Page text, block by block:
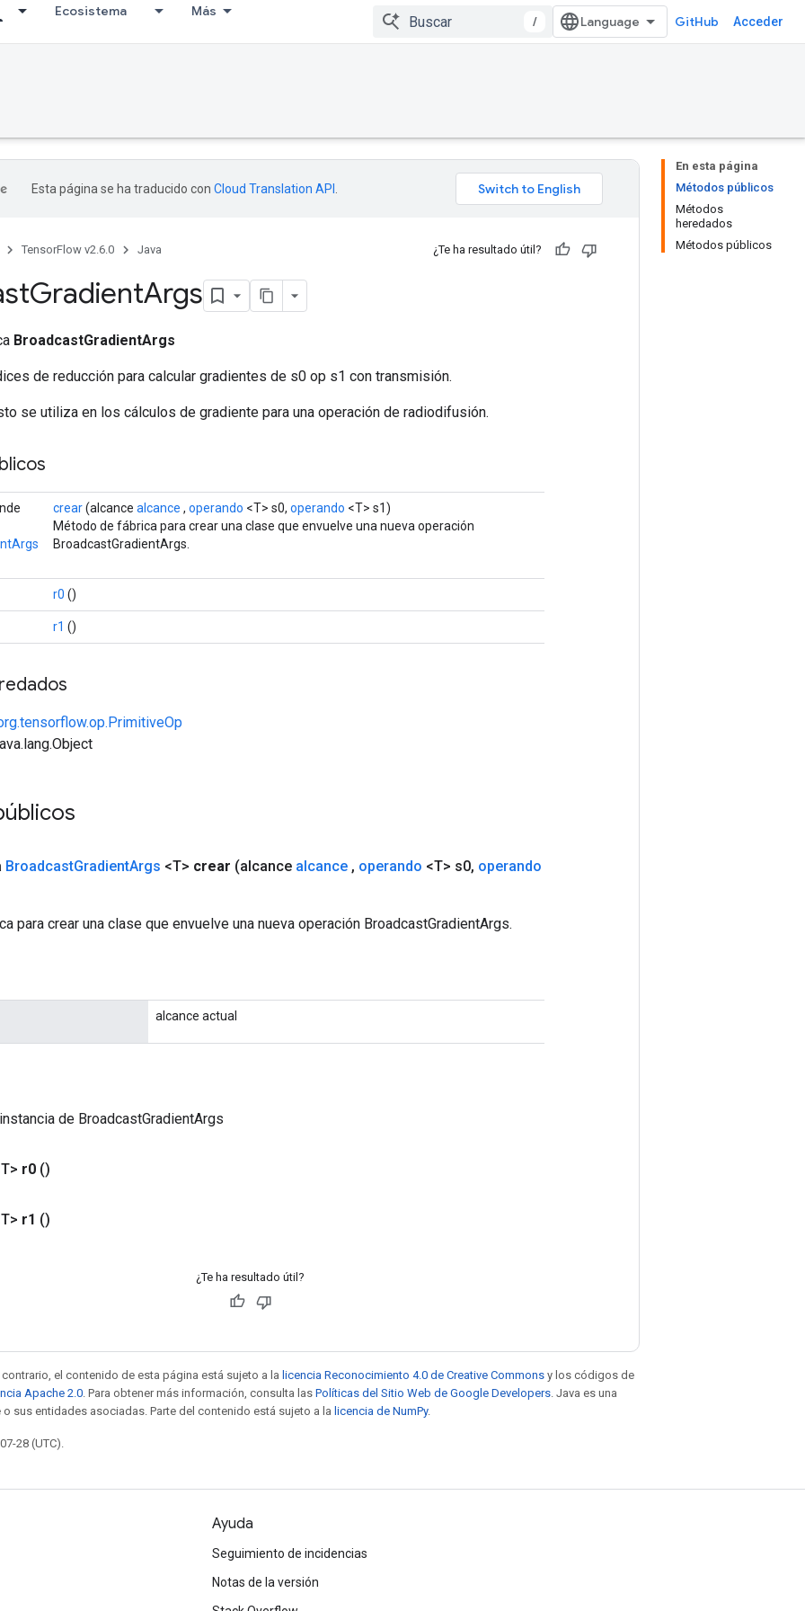
Ecosistema Más
/ GitHub Acceder
En esta página
Métodos públicos
Métodos
heredados
Métodos públicos
Esta página se ha traducido con Cloud Translation API
TensorFlow v2.6.0 Java ¿Te ha resultado útil?
GradientArgs
BroadcastGradientArgs
de reducción para calcular gradientes de s0 op s1 con transmisión.
se utiliza en los cálculos de gradiente para una operación de radiodifusión.
crear(alcance alcance , operando <T> s0, operando <T> s1)
Método de fábrica para crear una clase que envuelve una nueva operación
BroadcastGradientArgs.
r0 ()
r1 ()
BroadcastGradientArgs <T> crear (alcance alcance , operando <T> s0, operando
para crear una clase que envuelve una nueva operación BroadcastGradientArgs.
alcance actual
de BroadcastGradientArgs
r0 ()
r1 ()
¿Te ha resultado útil?
el contenido de esta página está sujeto a la licencia Reconocimiento 4.0 de Creative Commons y los códigos de
Apache 2.0 . Para obtener más información, consulta las Políticas del Sitio Web de Google Developers . Java es una
sus entidades asociadas. Parte del contenido está sujeto a la licencia de NumPy.
28 (UTC).
Ayuda
Seguimiento de incidencias
Notas de la versión